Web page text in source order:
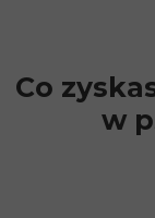
Co
w